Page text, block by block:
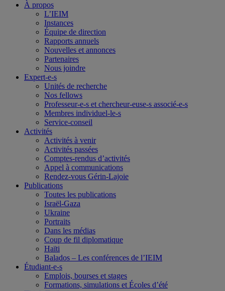
À propos
L’IEIM
Instances
Équipe de direction
Rapports annuels
Nouvelles et annonces
Partenaires
Nous joindre
Expert-e-s
Unités de recherche
Nos fellows
Professeur-e-s et chercheur-euse-s associé-e-s
Membres individuel-le-s
Service-conseil
Activités
Activités à venir
Activités passées
Comptes-rendus d’activités
Appel à communications
Rendez-vous Gérin-Lajoie
Publications
Toutes les publications
Israël-Gaza
Ukraine
Portraits
Dans les médias
Coup de fil diplomatique
Haïti
Balados – Les conférences de l’IEIM
Étudiant-e-s
Emplois, bourses et stages
Formations, simulations et Écoles d’été